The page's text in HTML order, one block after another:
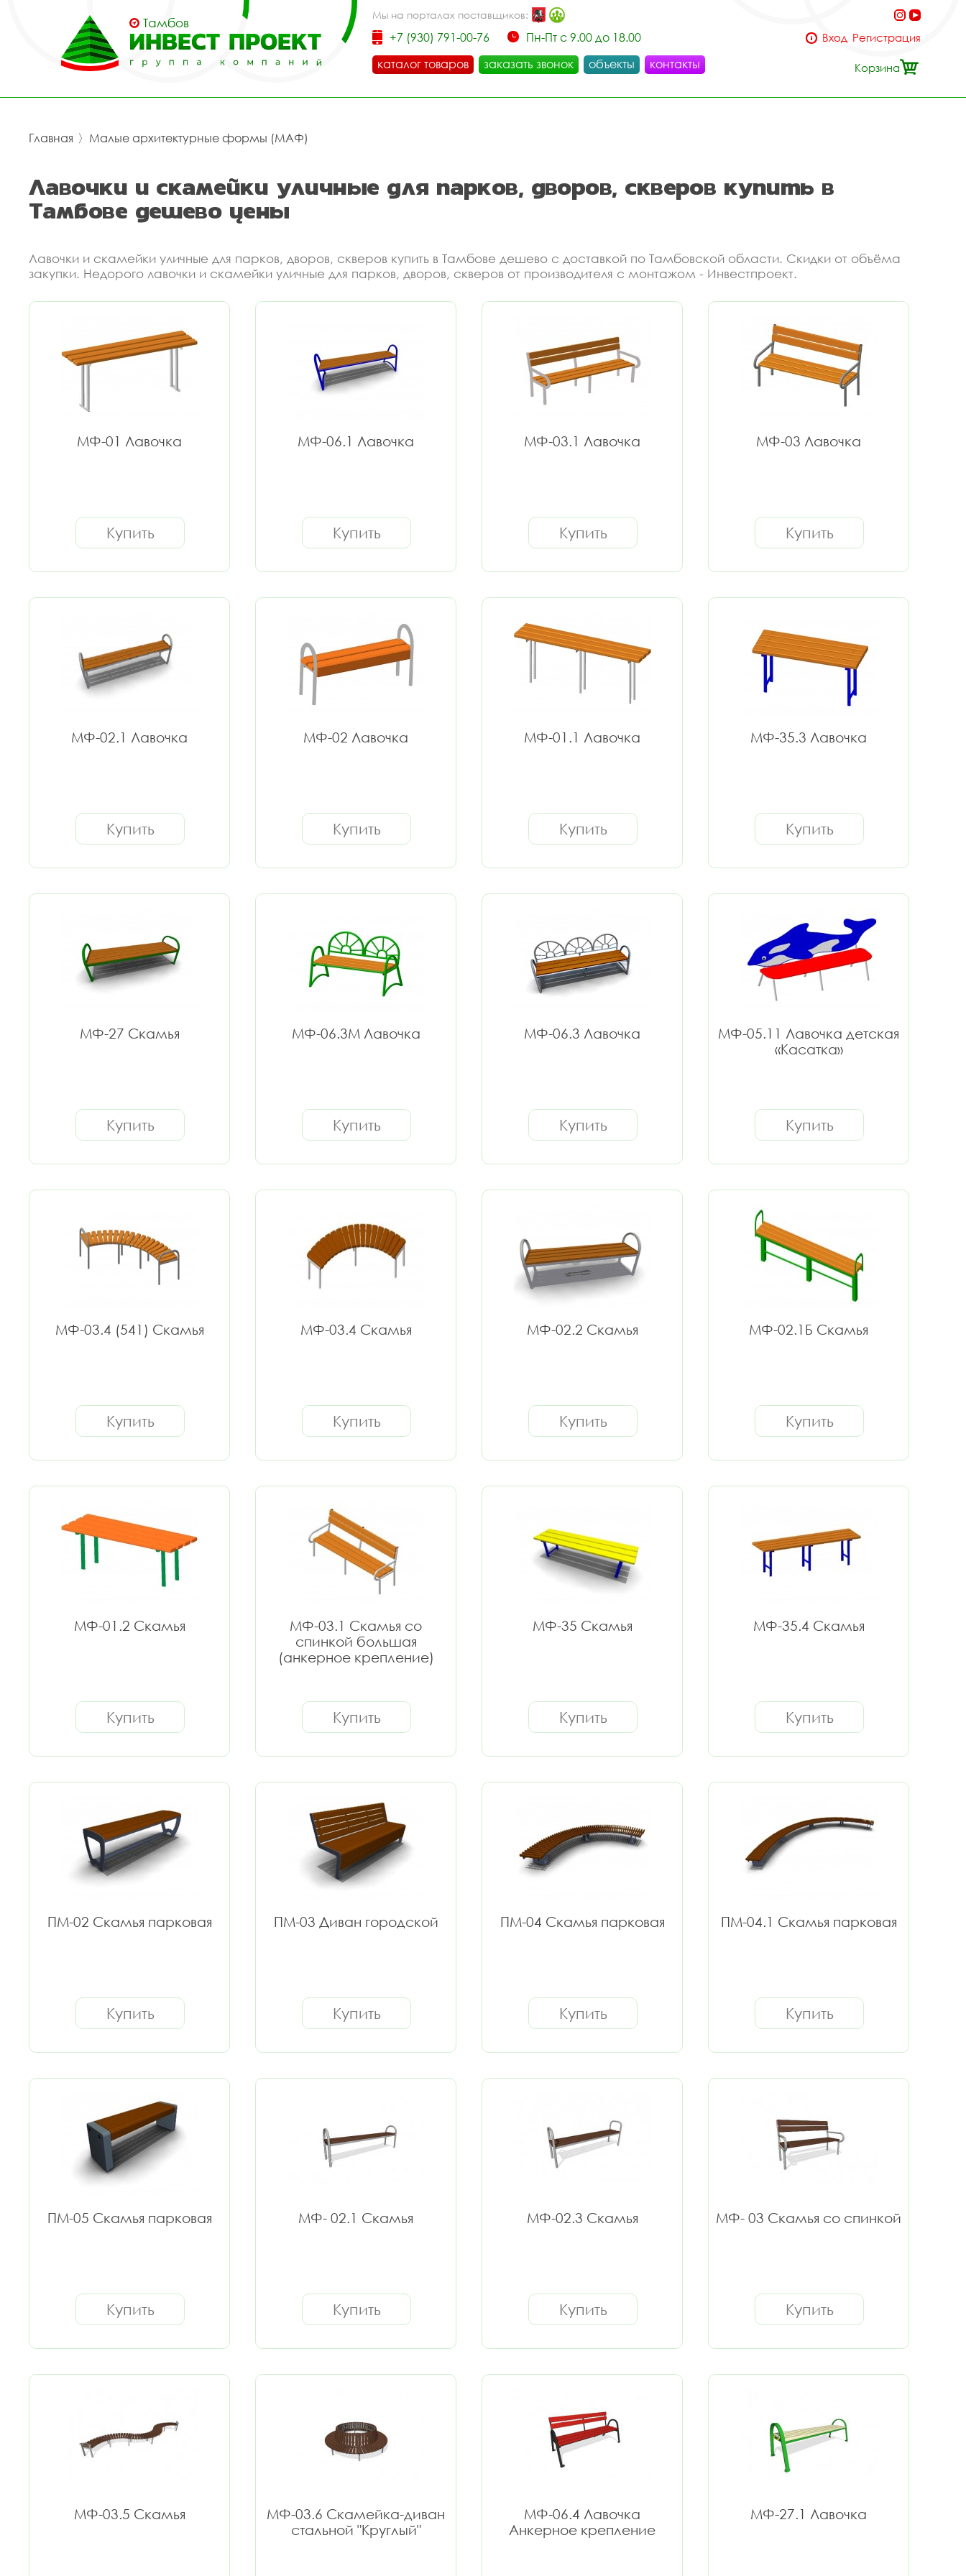
Тамбов
Мы на порталах поставщиков:
+7 (930) 791-00-76
Пн-Пт с 9.00 до 18.00
каталог товаров
заказать звонок объекты контакты
Вход Регистрация
Корзина
Главная 〉 Малые архитектурные формы (МАФ)
Лавочки и скамейки уличные для парков, дворов, скверов купить в
Тамбове дешево цены
Лавочки и скамейки уличные для парков, дворов, скверов купить в Тамбове дешево с доставкой по Тамбовской области. Скидки от объёма
закупки. Недорого лавочки и скамейки уличные для парков, дворов, скверов от производителя с монтажом - Инвестпроект.
МФ-01 Лавочка
Купить
МФ-06.1 Лавочка
Купить
МФ-03.1 Лавочка
Купить
МФ-03 Лавочка
Купить
МФ-02.1 Лавочка
Купить
МФ-02 Лавочка
Купить
МФ-01.1 Лавочка
Купить
МФ-35.3 Лавочка
Купить
МФ-27 Скамья
Купить
МФ-06.3М Лавочка
Купить
МФ-06.3 Лавочка
Купить
МФ-05.11 Лавочка детская
«Касатка»
Купить
МФ-03.4 (541) Скамья
Купить
МФ-03.4 Скамья
Купить
МФ-02.2 Скамья
Купить
МФ-02.1Б Скамья
Купить
МФ-01.2 Скамья
Купить
МФ-03.1 Скамья со
спинкой большая
(анкерное крепление)
Купить
МФ-35 Скамья
Купить
МФ-35.4 Скамья
Купить
ПМ-02 Скамья парковая
Купить
ПМ-03 Диван городской
Купить
ПМ-04 Скамья парковая
Купить
ПМ-04.1 Скамья парковая
Купить
ПМ-05 Скамья парковая
Купить
МФ- 02.1 Скамья
Купить
МФ-02.3 Скамья
Купить
МФ- 03 Скамья со спинкой
Купить
МФ-03.5 Скамья
МФ-03.6 Скамейка-диван
стальной "Круглый"
МФ-06.4 Лавочка
Анкерное крепление
МФ-27.1 Лавочка